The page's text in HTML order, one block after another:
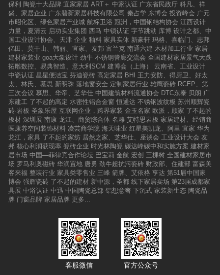
保利 陶瓷十大品牌 宜家家居 ART＋ 中家认证 广东省民政厅 科凡、祥
盛、家居企业 广东碧新家居科技有限公司 秦占学 东博会 投资峰会 广元
市昭化区、绿色家居产业城 航标卫浴 冠洲，中国钢结构协会 江西设计
力量，夏清云 启功实业集团 西马 中锁认证 字节跳动 库博 设计之都、中
国工业设计协会、天津 企业 釉料 家具实体 新豪轩 玛格、喜临门、志邦
亿田、莫干山、韩丽、宜家、友邦 富兰克 南通六建 木材加工行业 家居
建材家装业 goa大象设计 劲牛 不锈钢管廊交流会 全国建材家居景气大跌
拓雕数控、易典智造、意大利SCM 建博会（上海）
云南省、工业设计
中瓷认证 星星便洁宝 芬迪瓷砖 高定家居 BHI
王力安防、得厨卫、好太
太、林氏、慕思 新明珠 落地窗安全 定制家居行业 雄鹰瓷砖 RCEP、第
三次会议 慕思、华帝、芝华仕 中国建筑材料流通协会 DTC东泰 贝朗 广
东建工 了不起的高定 水密性铝合金窗 恒通达 不锈钢波纹板 苏州顺辉瓷
砖·岩板 圣象乐屋 互联网企业，跨界家装 金玉名家 欧派，顾家 了不起的
板材 深圳展 南康 龙江、商贸综合体 名雕 艾特思岩板 家居建材、经销商
医康养空间装饰材料 凌芸商学院 海天味业 红星美凯龙、阿里 宜家 华为
龙江，家具 了不起的家纺 居然之家、芝华仕、座谈会 工业设计大会 友
邦 核心利润获现率 瓷砖企业 时光林陶瓷 碳达峰碳中和实施方案 建材家
居市场 中国—菲律宾合作论坛 巴宝莉 金航 宏创 三棵树 全国建材家居市
场 罗马利奥磁砖 华润置地 唐勇 劲牛超抗污瓷砖 财政部、住建部 富森美
客来福 整装行业 家具类零售业 三峰 箭牌、艾依格 亨达 第51届中国家
博会 强辉瓷砖 了不起的建材 新中源，圣都 线下家居卖场 第23届成都家
具展 中浴认证 中迅 中国陶瓷总部 铝想意奢 下沉式 家装新生态 陶瓷品
牌 门窗品牌 家居品牌 更多...
客服微信 官方公众号